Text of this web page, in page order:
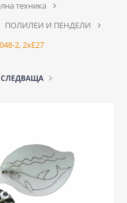
техника
ПОЛИЛЕИ И ПЕНДЕЛИ
2, 2xE27
СЛЕДВАЩА